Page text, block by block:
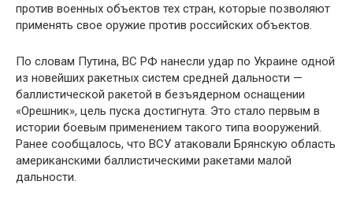
против военных объектов тех стран, которые позволяют
применять свое оружие против российских объектов.
По словам Путина, ВС РФ нанесли удар по Украине одной
из новейших ракетных систем средней дальности —
баллистической ракетой в безъядерном оснащении
«Орешник», цель пуска достигнута. Это стало первым в
истории боевым применением такого типа вооружений.
Ранее сообщалось, что ВСУ атаковали Брянскую область
американскими баллистическими ракетами малой
дальности.